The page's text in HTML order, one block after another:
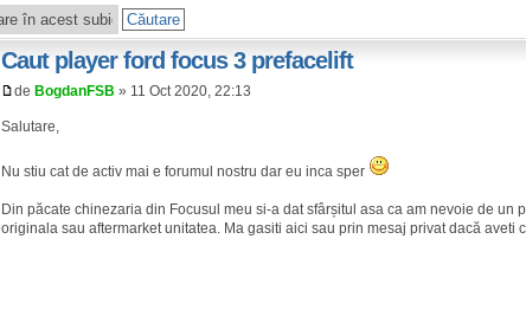
Caut player ford focus 3 prefacelift
de BogdanFSB » 11 Oct 2020, 22:13
Salutare,
Nu stiu cat de activ mai e forumul nostru dar eu inca sper
Din păcate chinezaria din Focusul meu si-a dat sfârșitul asa ca am nevoie de un
originala sau aftermarket unitatea. Ma gasiti aici sau prin mesaj privat dacă aveti